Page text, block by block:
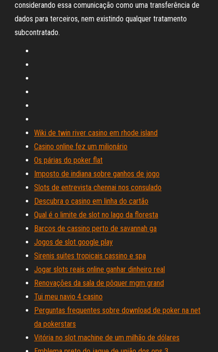
considerando essa comunicação como uma transferência de
dados para terceiros, nem existindo qualquer tratamento
subcontratado.
Wiki de twin river casino em rhode island
Casino online fez um milionário
Os párias do poker flat
Imposto de indiana sobre ganhos de jogo
Slots de entrevista chennai nos consulado
Descubra o casino em linha do cartão
Qual é o limite de slot no lago da floresta
Barcos de cassino perto de savannah ga
Jogos de slot google play
Sirenis suites tropicais cassino e spa
Jogar slots reais online ganhar dinheiro real
Renovações da sala de pôquer mgm grand
Tui meu navio 4 casino
Perguntas frequentes sobre download de poker na net
da pokerstars
Vitória no slot machine de um milhão de dólares